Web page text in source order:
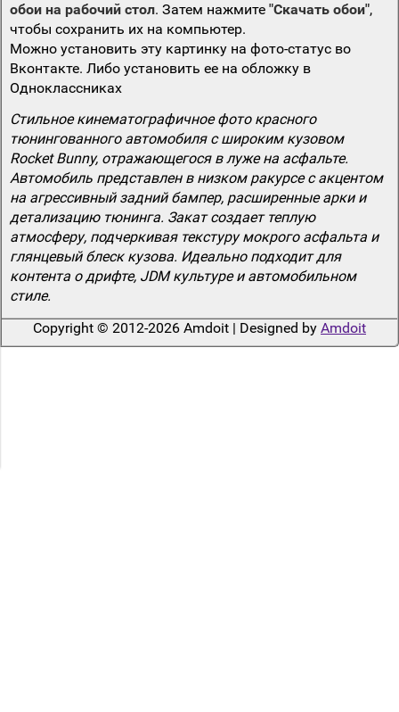
обои на рабочий стол. Затем нажмите "Скачать обои",
чтобы сохранить их на компьютер.
Можно установить эту картинку на фото-статус во
Вконтакте. Либо установить ее на обложку в
Одноклассниках
Стильное кинематографичное фото красного
тюнингованного автомобиля с широким кузовом
Rocket Bunny, отражающегося в луже на асфальте.
Автомобиль представлен в низком ракурсе с акцентом
на агрессивный задний бампер, расширенные арки и
детализацию тюнинга. Закат создает теплую
атмосферу, подчеркивая текстуру мокрого асфальта и
глянцевый блеск кузова. Идеально подходит для
контента о дрифте, JDM культуре и автомобильном
стиле.
Copyright © 2012-2026 Amdoit | Designed by Amdoit